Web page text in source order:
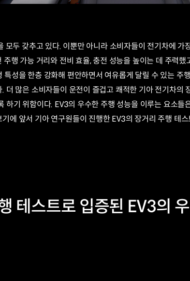
모두 갖추고 있다. 이뿐만 아니라 소비자들이 전기차에 가
행 가능 거리와 전비 효율, 충전 성능을 높이는 데 주력했
특성을 한층 강화해 편안하면서 여유롭게 달릴 수 있는 주
더 많은 소비자들이 운전이 즐겁고 쾌적한 기아 전기차의
하기 위함이다. EV3의 우수한 주행 성능을 이루는 요소들
에 앞서 기아 연구원들이 진행한 EV3의 장거리 주행 테스
테스트로 입증된 EV3의